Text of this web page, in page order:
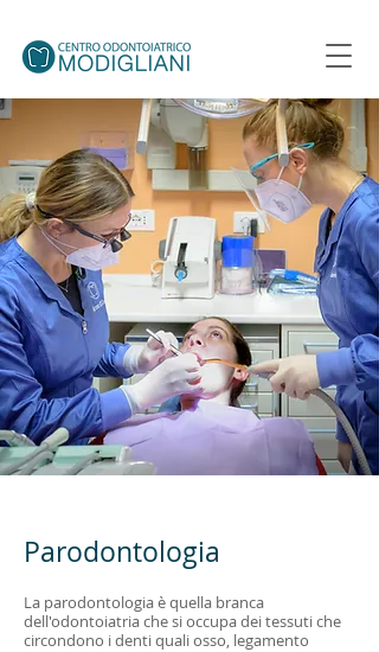
Parodontologia
La parodontologia è quella branca
dell'odontoiatria che si occupa dei tessuti che
circondono i denti quali osso, legamento